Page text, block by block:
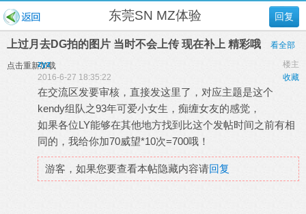
回复
东莞SN MZ体验
上过月去DG拍的图片 当时不会上传 现在补上 精彩哦 看全部
点击重新加载 楼主
zyz
收藏
2016-6-27 18:35:22
在交流区发要审核，直接发这里了，对应主题是这个
kendy组队之93年可爱小女生，痴缠女友的感觉，
如果各位LY能够在其他地方找到比这个发帖时间之前有相
同的，我给你加70威望*10次=700哦！
游客，如果您要查看本帖隐藏内容请回复